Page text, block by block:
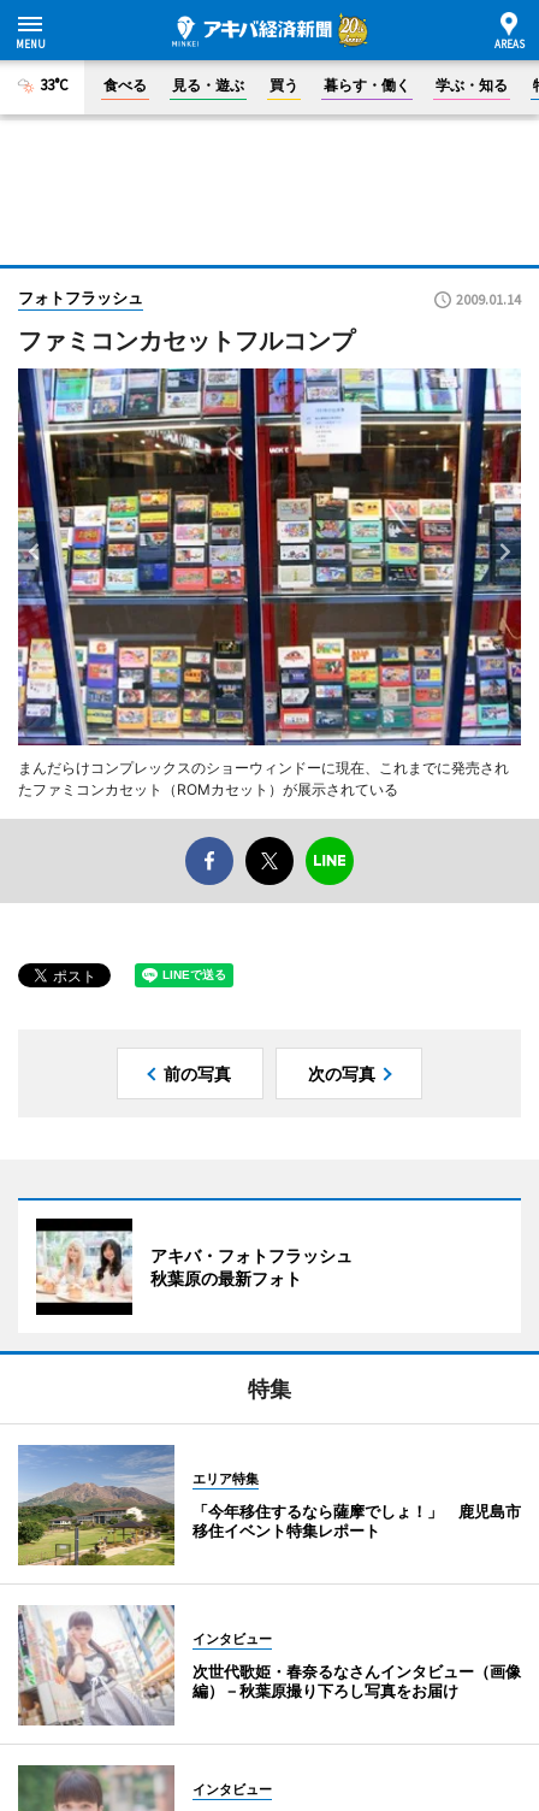
33°C 食べる 見る・遊ぶ 買う 暮らす・働く 学ぶ・知る
フォトフラッシュ 2009.01.14
ファミコンカセットフルコンプ
まんだらけコンプレックスのショーウィンドーに現在、これまでに発売され
たファミコンカセット（ROMカセット）が展示されている
前の写真 次の写真
アキバ・フォトフラッシュ
秋葉原の最新フォト
特集
エリア特集
「今年移住するなら薩摩でしょ！」 鹿児島市
移住イベント特集レポート
インタビュー
次世代歌姫・春奈るなさんインタビュー（画像
編）－秋葉原撮り下ろし写真をお届け
インタビュー